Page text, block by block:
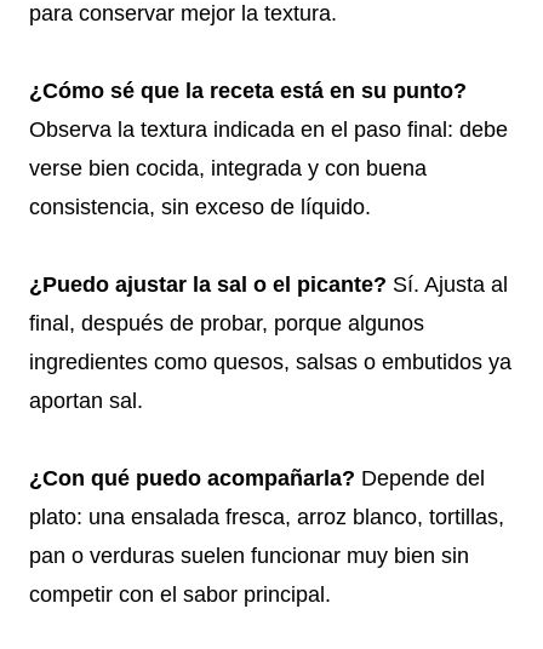
para conservar mejor la textura.
¿Cómo sé que la receta está en su punto?
Observa la textura indicada en el paso final: debe
verse bien cocida, integrada y con buena
consistencia, sin exceso de líquido.
¿Puedo ajustar la sal o el picante? Sí. Ajusta al
final, después de probar, porque algunos
ingredientes como quesos, salsas o embutidos ya
aportan sal.
¿Con qué puedo acompañarla? Depende del
plato: una ensalada fresca, arroz blanco, tortillas,
pan o verduras suelen funcionar muy bien sin
competir con el sabor principal.